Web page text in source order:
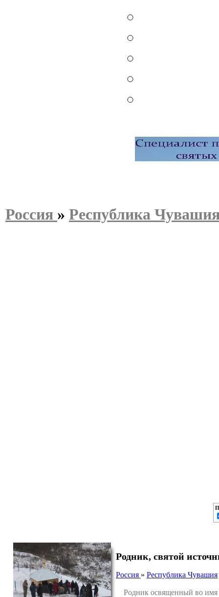
Россия » Республика
Родник, святой
Россия » Республика Чувашия
Родник освященный во имя